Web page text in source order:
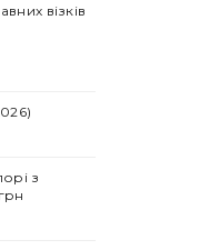
візків
з